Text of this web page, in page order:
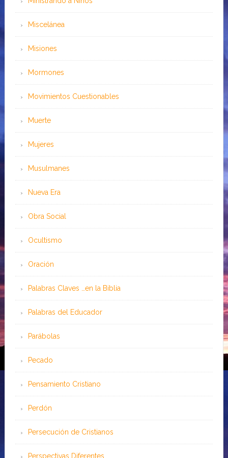
Miscelánea
Misiones
Mormones
Movimientos Cuestionables
Muerte
Mujeres
Musulmanes
Nueva Era
Obra Social
Ocultismo
Oración
Palabras Claves …en la Biblia
Palabras del Educador
Parábolas
Pecado
Pensamiento Cristiano
Perdón
Persecución de Cristianos
Perspectivas Diferentes